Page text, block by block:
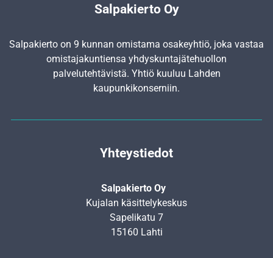
Salpakierto Oy
Salpakierto on 9 kunnan omistama osakeyhtiö, joka vastaa
omistajakuntiensa yhdyskunta­jätehuollon
palvelutehtävistä. Yhtiö kuuluu Lahden
kaupunkikonserniin.
Yhteystiedot
Salpakierto Oy
Kujalan käsittelykeskus
Sapelikatu 7
15160 Lahti